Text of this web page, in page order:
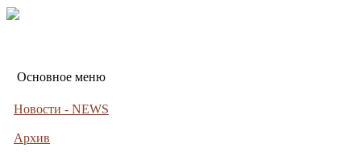
Основное меню
Новости - NEWS
Архив